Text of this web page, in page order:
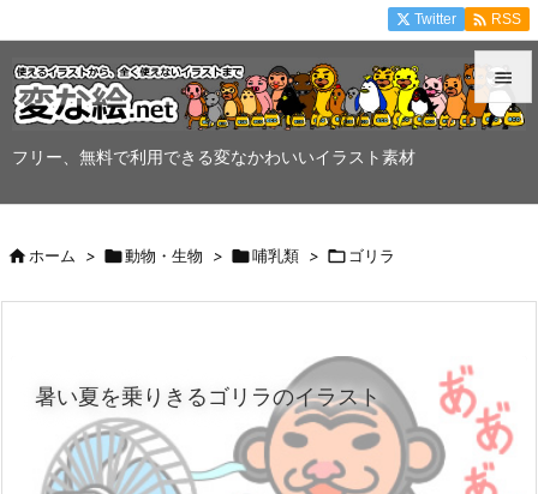
フリー、無料で利用できる変なかわいいイラスト素材


検索
Twitter  RSS
ホーム > 動物・生物 > 哺乳類 >  ゴリラ
暑い夏を乗りきるゴリラのイラスト